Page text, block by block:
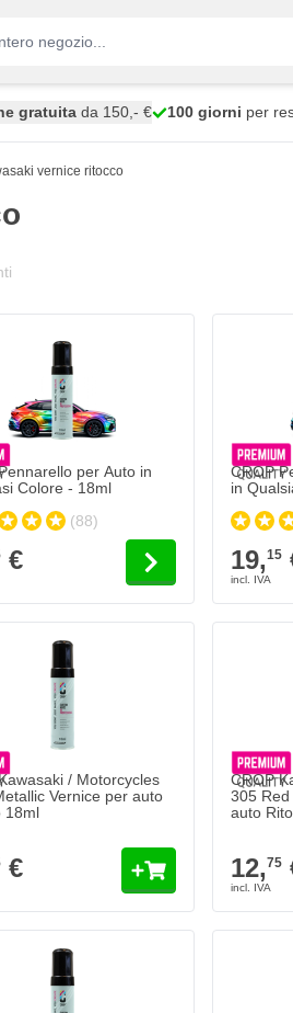
gratuita da 150,- € 100 giorni per
vernice ritocco
per Auto in
Colore - 18ml
(88)
€
CROP
in
19,15
/ Motorcycles
Vernice per auto
18ml
€
CROP
305
auto
12,75